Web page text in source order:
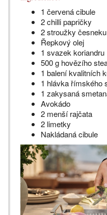
1 červená cibule
2 chilli papričky
2 stroužky česneku
Řepkový olej
1 svazek koriandru
500 g hovězího
1 balení kvalitních
1 hlávka římského
1 zakysaná
Avokádo
2 menší rajčata
2 limetky
Nakládaná cibule